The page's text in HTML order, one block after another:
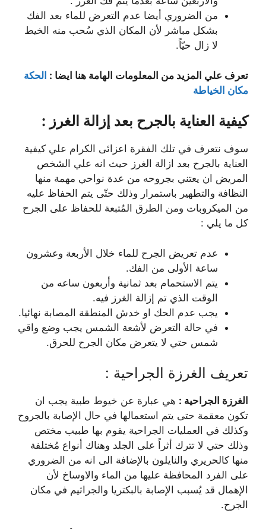
من الضروري أيضا عدم التعرض للماء بعد الفك
بشكل مباشر لأن المكان الذي سُحب منه الخيط
لا زال حيّاً.
تعرف علي المزيد من المعلومات الهامة هنا ايضا : الحكة
مكان الخياطة
كيفية العناية بالجرح بعد إزالة الغرز :
سوف نتعرف في تلك الفقرة اعزائى الكرام علي كيفية
العناية بالجرح بعد ازالة الغرز حيث انه علي الشخص
المريض ان يعتني بجروحه من عدة نواحي مهمة منها
النظافة والتطهير باستمرار وذلك حتّى يتم الحفاظ عليه
من الميكروبات ومن الطرق المُتبعة للحفاظ على الجرح
كل ما يلي :
عدم تعريض الجرح للماء خلال الأربعة وعشرون
ساعة الأولى من الفك.
يتم الاستحمام بعد ثمانية وأربعون ساعه من
الوقت الذي تم إزالة الغرز فيه.
يجب عدم الحك او خدش المنطقة المصابة نهائيا.
في حالة التعرض لأشعة الشمس يجب وضع واقي
شمس حتي لا يتعرض مكان الجرح للحرق.
تعريف الغرزة الجراحية :
الغرزة الجراحية : هي عبارة عن خيوط طبية يجب ان
تكون معقمة حتى يتم استعمالها في حال الإصابة بالجروح
وكذلك في العمليات الجراحية يقوم بها طبيب مختص
وذلك حتي لا تترك أثراً على الجلد وهناك أنواع مُختلفة
منها كالحريري والنايلون بالإضافة الى انه من الضروري
على الفرد المحافظة عليها من الماء والاوساخ لأن
الإهمال قد يُسبب الإصابة بالبكتريا والجراثيم في مكان
الجرح.